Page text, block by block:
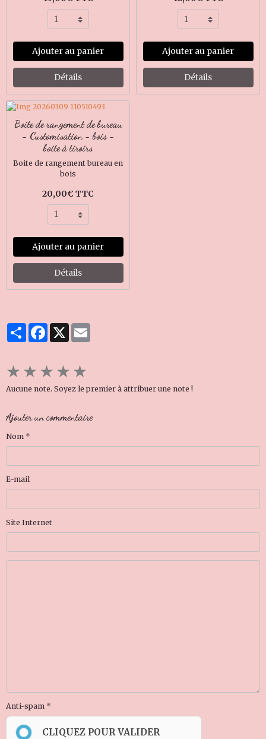
Ajouter au panier
Détails
Ajouter au panier
Détails
Boite de rangement de bureau
- Customisation - bois -
boite à tiroirs
Boite de rangement bureau en
bois
20,00€ TTC
Ajouter au panier
Détails
PartagerFacebook
X
★★★★★
Aucune note. Soyez le premier à attribuer une note !
Ajouter un commentaire
Nom
E-mail
Site Internet
Anti-spam
CLIQUEZ POUR VALIDER